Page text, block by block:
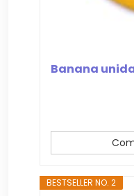
Banana
BESTSELLER NO. 2